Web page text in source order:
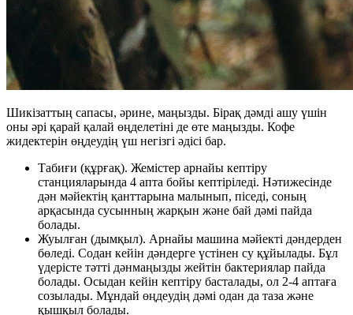
Шикізаттың сапасы, әрине, маңызды. Бірақ дәмді ашу үшін
оны әрі қарай қалай өңделетіні де өте маңызды. Кофе
жидектерін өңдеудің үш негізгі әдісі бар.
Табиғи (құрғақ). Жемістер арнайы кептіру
станцияларында 4 апта бойы кептіріледі. Нәтижесінде
дән мәйектің қанттарына малынып, піседі, соның
арқасында сусынның жарқын және бай дәмі пайда
болады.
Жуылған (дымқыл). Арнайы машина мәйекті дәндерден
бөледі. Содан кейін дәндерге үстінен су құйылады. Бұл
үдерісте тәтті дәнмаңызды жейтін бактериялар пайда
болады. Осыдан кейін кептіру басталады, ол 2-4 аптаға
созылады. Мұндай өңдеудің дәмі одан да таза және
қышқыл болады.